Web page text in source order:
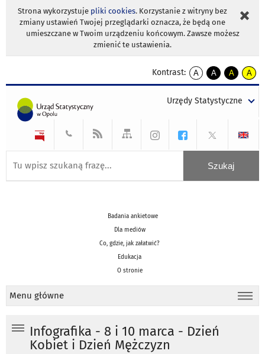
Strona wykorzystuje pliki cookies. Korzystanie z witryny bez
zmiany ustawień Twojej przeglądarki oznacza, że będą one
umieszczane w Twoim urządzeniu końcowym. Zawsze możesz
zmienić te ustawienia.
Kontrast:
A
kontrast
A
kontrast
tekst
czarnym
A
kontrast
tekst
czarnym
A
tekst
żółtym
Urzędy Statystyczne
Badania ankietowe
Dla mediów
Co, gdzie, jak załatwić?
Edukacja
O stronie
Menu główne
Infografika - 8 i 10 marca - Dzień
Kobiet i Dzień Mężczyzn